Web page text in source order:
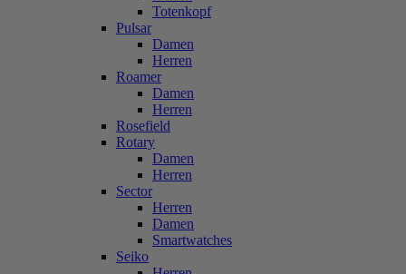
Totenkopf
Pulsar
Damen
Herren
Roamer
Damen
Herren
Rosefield
Rotary
Damen
Herren
Sector
Herren
Damen
Smartwatches
Seiko